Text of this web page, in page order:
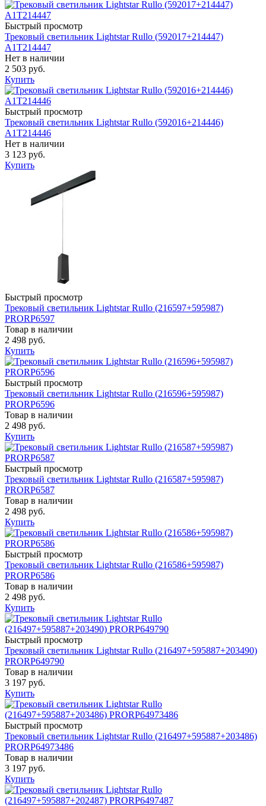
Быстрый просмотр
Трековый светильник Lightstar Rullo (592017+214447)
A1T214447
Нет в наличии
2 503 руб.
Купить
Быстрый просмотр
Трековый светильник Lightstar Rullo (592016+214446)
A1T214446
Нет в наличии
3 123 руб.
Купить
Быстрый просмотр
Трековый светильник Lightstar Rullo (216597+595987)
PRORP6597
Товар в наличии
2 498 руб.
Купить
Быстрый просмотр
Трековый светильник Lightstar Rullo (216596+595987)
PRORP6596
Товар в наличии
2 498 руб.
Купить
Быстрый просмотр
Трековый светильник Lightstar Rullo (216587+595987)
PRORP6587
Товар в наличии
2 498 руб.
Купить
Быстрый просмотр
Трековый светильник Lightstar Rullo (216586+595987)
PRORP6586
Товар в наличии
2 498 руб.
Купить
Быстрый просмотр
Трековый светильник Lightstar Rullo (216497+595887+203490)
PRORP649790
Товар в наличии
3 197 руб.
Купить
Быстрый просмотр
Трековый светильник Lightstar Rullo (216497+595887+203486)
PRORP64973486
Товар в наличии
3 197 руб.
Купить